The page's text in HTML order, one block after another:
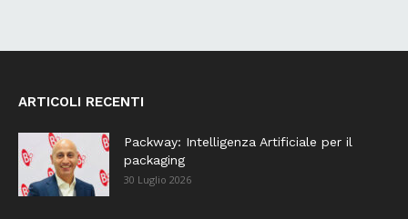
ARTICOLI RECENTI
Packway: Intelligenza Artificiale per il
packaging
30 Luglio 2026